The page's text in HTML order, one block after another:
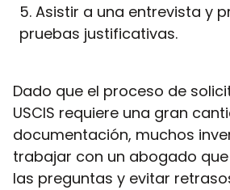
Asistir a una entrevista y
pruebas justificativas.
Dado que el proceso de
USCIS requiere una gran
documentación, muchos
trabajar con un abogado
las preguntas y evitar